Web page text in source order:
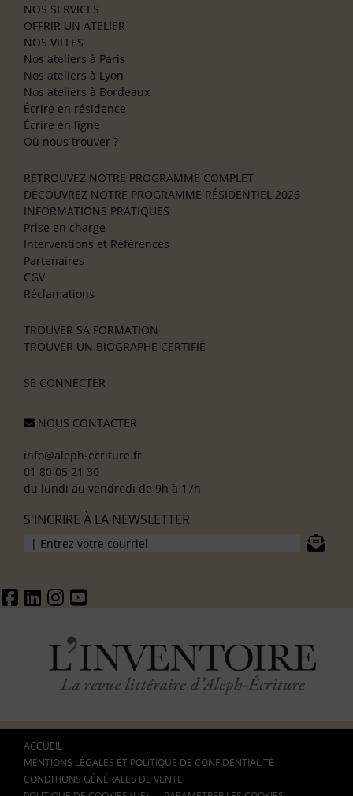
NOS SERVICES
OFFRIR UN ATELIER
NOS VILLES
Nos ateliers à Paris
Nos ateliers à Lyon
Nos ateliers à Bordeaux
Écrire en résidence
Écrire en ligne
Où nous trouver ?
RETROUVEZ NOTRE PROGRAMME COMPLET
DÉCOUVREZ NOTRE PROGRAMME RÉSIDENTIEL 2026
INFORMATIONS PRATIQUES
Prise en charge
Interventions et Références
Partenaires
CGV
Réclamations
TROUVER SA FORMATION
TROUVER UN BIOGRAPHE CERTIFIÉ
SE CONNECTER
NOUS CONTACTER
info@aleph-ecriture.fr
01 80 05 21 30
du lundi au vendredi de 9h à 17h
S'INCRIRE À LA NEWSLETTER
ACCUEIL
MENTIONS LÉGALES ET POLITIQUE DE CONFIDENTIALITÉ
CONDITIONS GÉNÉRALES DE VENTE